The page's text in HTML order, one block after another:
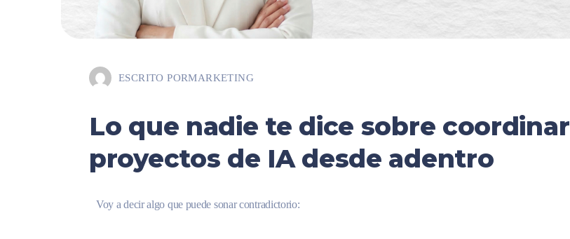
ESCRITO PORMARKETING
Lo que nadie te dice sobre coordinar
proyectos de IA desde adentro
Voy a decir algo que puede sonar contradictorio: